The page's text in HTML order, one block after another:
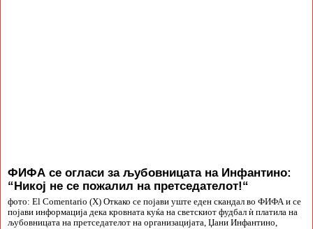
ФИФА се огласи за љубовницата на Инфантино:
“Никој не се пожалил на претседателот!“
фото: El Comentario (X) Откако се појави уште еден скандал во ФИФА и се
појави информација дека кровната куќа на светскиот фудбал ѝ платила на
љубовницата на претседателот на организацијата, Џани Инфантино,